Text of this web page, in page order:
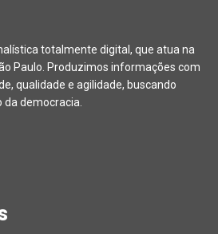
totalmente digital, que atua na
Paulo. Produzimos informações com
qualidade e agilidade, buscando
democracia.